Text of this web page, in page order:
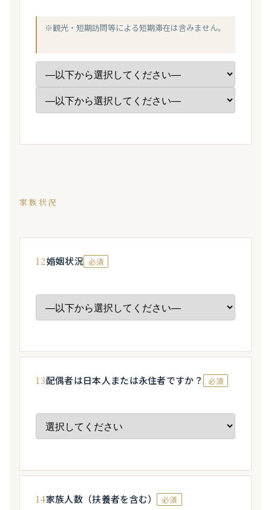
※観光・短期訪問等による短期滞在は含みません。
家族状況
12婚姻状況 必須
13配偶者は日本人または永住者ですか？ 必須
14家族人数（扶養者を含む） 必須